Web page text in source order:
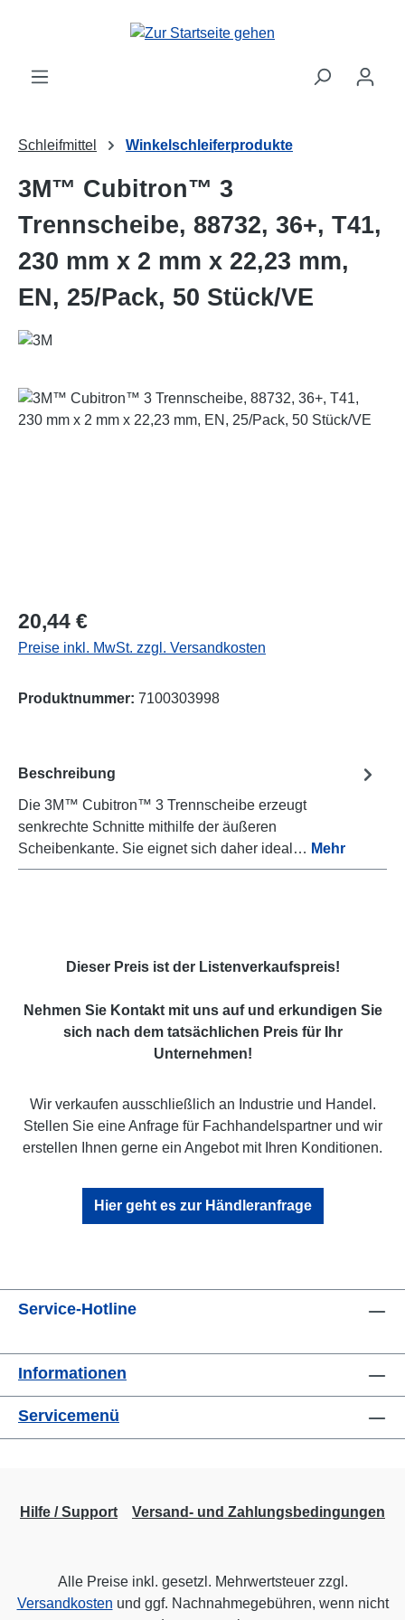
Zum Hauptinhalt springen
Schleifmittel Winkelschleiferprodukte
3M™ Cubitron™ 3
Trennscheibe, 88732, 36+, T41,
230 mm x 2 mm x 22,23 mm,
EN, 25/Pack, 50 Stück/VE
Bildergalerie überspringen
Regulärer Preis:
20,44 €
Preise inkl. MwSt. zzgl. Versandkosten
Produktnummer: 7100303998
Beschreibung
Die 3M™ Cubitron™ 3 Trennscheibe erzeugt
senkrechte Schnitte mithilfe der äußeren
Scheibenkante. Sie eignet sich daher ideal… Mehr
Dieser Preis ist der Listenverkaufspreis!
Nehmen Sie Kontakt mit uns auf und erkundigen Sie
sich nach dem tatsächlichen Preis für Ihr
Unternehmen!
Wir verkaufen ausschließlich an Industrie und Handel.
Stellen Sie eine Anfrage für Fachhandelspartner und wir
erstellen Ihnen gerne ein Angebot mit Ihren Konditionen.
Hier geht es zur Händleranfrage
Service-Hotline
Informationen
Servicemenü
Hilfe / Support Versand- und Zahlungsbedingungen
Alle Preise inkl. gesetzl. Mehrwertsteuer zzgl.
Versandkosten und ggf. Nachnahmegebühren, wenn nicht